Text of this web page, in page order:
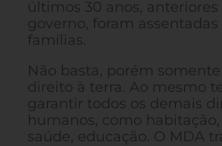
últimos 30 anos, anteriores
governo, foram assentadas
famílias.
Não basta, porém
direito à terra. Ao mesmo
garantir todos os demais
humanos, como
saúde, educação. O MDA